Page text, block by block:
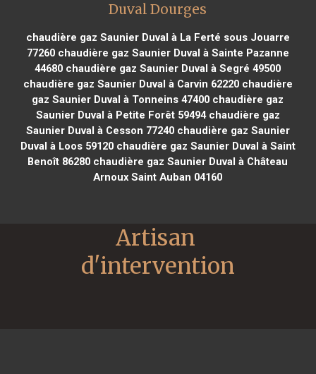
Duval Dourges
chaudière gaz Saunier Duval à La Ferté sous Jouarre
77260chaudière gaz Saunier Duval à Sainte Pazanne
44680 chaudière gaz Saunier Duval à Segré 49500
chaudière gaz Saunier Duval à Carvin 62220chaudière
gaz Saunier Duval à Tonneins 47400 chaudière gaz
Saunier Duval à Petite Forêt 59494chaudière gaz
Saunier Duval à Cesson 77240chaudière gaz Saunier
Duval à Loos 59120chaudière gaz Saunier Duval à Saint
Benoît 86280 chaudière gaz Saunier Duval à Château
Arnoux Saint Auban 04160
Artisan
d'intervention